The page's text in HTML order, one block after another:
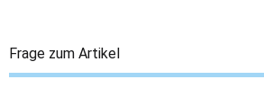
Frage zum Artikel